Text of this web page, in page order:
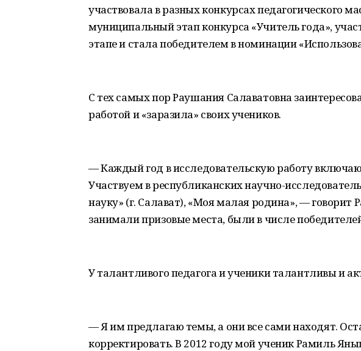
участвовала в разных конкурсах педагогического
муниципальный этап конкурса «Учитель года»,
этапе и стала победителем в номинации
С тех самых пор Раушания Салаватовна
работой и «заразила» своих учеников.
— Каждый год в исследовательскую работу
Участвуем в республиканских научно-
науку» (г. Салават), «Моя малая родина», — говорит
занимали призовые места, были в числе
У талантливого педагога и ученики талантливы и
— Я им предлагаю темы, а они все сами находят.
корректировать. В 2012 году мой ученик Рамиль